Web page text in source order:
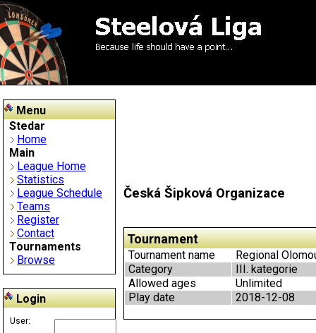
Menu
Stedar
Home
Main
League Home
Statistics
League Schedule
Teams
Register
Contact
Tournaments
Browse
Login
User:
Česká Šipková Organizace
Tournament
Tournament name
Regional
Category
III. kategorie
Allowed ages
Unlimited
Play date
2018-12-08